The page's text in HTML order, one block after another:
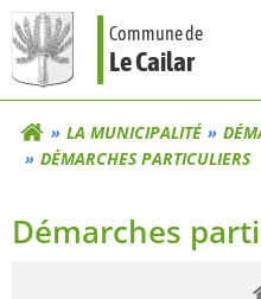
Aller
au
contenu
Commune de
Le Cailar
LA MUNICIPALITÉ
DÉMARCHES PARTICULIERS
Démarches